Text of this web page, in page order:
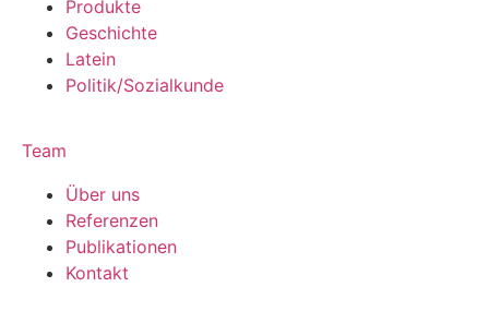
Produkte
Geschichte
Latein
Politik/Sozialkunde
Team
Über uns
Referenzen
Publikationen
Kontakt